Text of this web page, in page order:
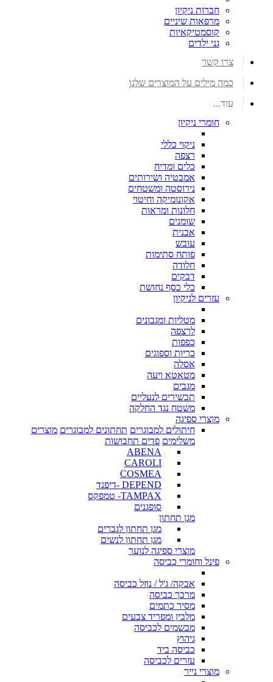
חברות ניקיון
מרפאות שיניים
קוסמטיקאיות
גני ילדים
צרו קשר
כמה מילים על המוצרים שלנו
עוד...
חומרי ניקיון
ניקוי כללי
רצפה
כלים ומדיח
אמבטיה ושירותים
נירוסטה ומשטחים
אקונומיקה וחיטוי
חלונות ומראות
שומנים
אבנית
עובש
פותח סתימות
חלודה
דבקים
כלי כסף נחושת
עזרים לניקיון
מטליות ומגבונים
לרצפה
כפפות
כריות וספוגים
אסלה
מטאטא ויעה
מגבים
תכשירים לנעליים
משטח נגד החלקה
מוצרי ספיגה
חיתולים למבוגרים תחתונים למבוגרים מוצרים
משלימים פדים תחבושות
ABENA
CAROLI
COSMEA
DEPEND -דיפנד
TAMPAX- טמפקס
סופגנים
מגן תחתון
מגן תחתון לגברים
מגן תחתון לנשים
מוצרי ספיגה לנוער
פינל וחומרי כביסה
אבקה/ ג'ל / נוזל כביסה
מרכך כביסה
מסיר כתמים
מלבין ומפריד צבעים
מבשמים לכביסה
גיהוץ
כביסה ביד
עזרים לכביסה
מוצרי נייר